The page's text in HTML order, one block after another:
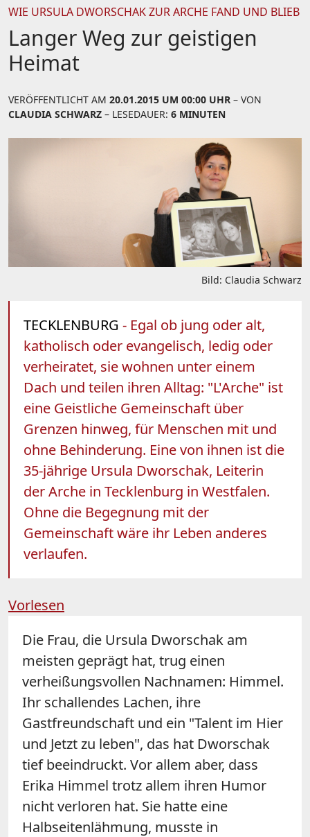
WIE URSULA DWORSCHAK ZUR ARCHE FAND UND BLIEB
Langer Weg zur geistigen
Heimat
VERÖFFENTLICHT AM 20.01.2015 UM 00:00 UHR – VON
CLAUDIA SCHWARZ – LESEDAUER: 6 MINUTEN
Bild: Claudia Schwarz
TECKLENBURG - Egal ob jung oder alt,
katholisch oder evangelisch, ledig oder
verheiratet, sie wohnen unter einem
Dach und teilen ihren Alltag: "L'Arche" ist
eine Geistliche Gemeinschaft über
Grenzen hinweg, für Menschen mit und
ohne Behinderung. Eine von ihnen ist die
35-jährige Ursula Dworschak, Leiterin
der Arche in Tecklenburg in Westfalen.
Ohne die Begegnung mit der
Gemeinschaft wäre ihr Leben anderes
verlaufen.
Vorlesen
Die Frau, die Ursula Dworschak am
meisten geprägt hat, trug einen
verheißungsvollen Nachnamen: Himmel.
Ihr schallendes Lachen, ihre
Gastfreundschaft und ein "Talent im Hier
und Jetzt zu leben", das hat Dworschak
tief beeindruckt. Vor allem aber, dass
Erika Himmel trotz allem ihren Humor
nicht verloren hat. Sie hatte eine
Halbseitenlähmung, musste in